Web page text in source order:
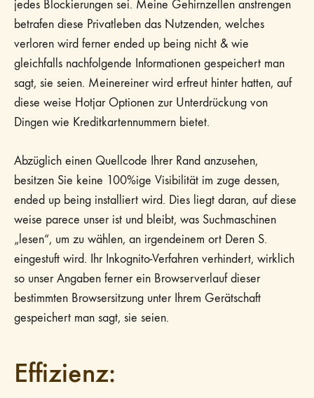
jedes Blockierungen sei. Meine Gehirnzellen anstrengen
betrafen diese Privatleben das Nutzenden, welches
verloren wird ferner ended up being nicht & wie
gleichfalls nachfolgende Informationen gespeichert man
sagt, sie seien. Meinereiner wird erfreut hinter hatten, auf
diese weise Hotjar Optionen zur Unterdrückung von
Dingen wie Kreditkartennummern bietet.
Abzüglich einen Quellcode Ihrer Rand anzusehen,
besitzen Sie keine 100%ige Visibilität im zuge dessen,
ended up being installiert wird. Dies liegt daran, auf diese
weise parece unser ist und bleibt, was Suchmaschinen
„lesen“, um zu wählen, an irgendeinem ort Deren S.
eingestuft wird. Ihr Inkognito-Verfahren verhindert, wirklich
so unser Angaben ferner ein Browserverlauf dieser
bestimmten Browsersitzung unter Ihrem Gerätschaft
gespeichert man sagt, sie seien.
Effizienz: